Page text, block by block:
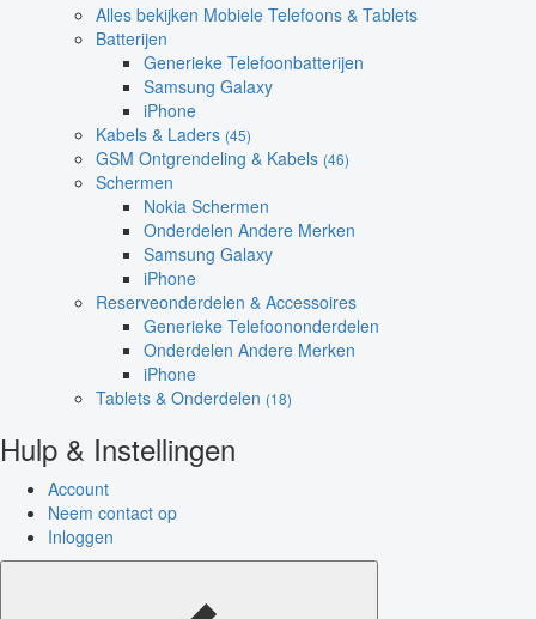
Alles bekijken Mobiele Telefoons & Tablets
Batterijen
Generieke Telefoonbatterijen
Samsung Galaxy
iPhone
Kabels & Laders (45)
GSM Ontgrendeling & Kabels (46)
Schermen
Nokia Schermen
Onderdelen Andere Merken
Samsung Galaxy
iPhone
Reserveonderdelen & Accessoires
Generieke Telefoononderdelen
Onderdelen Andere Merken
iPhone
Tablets & Onderdelen (18)
Hulp & Instellingen
Account
Neem contact op
Inloggen